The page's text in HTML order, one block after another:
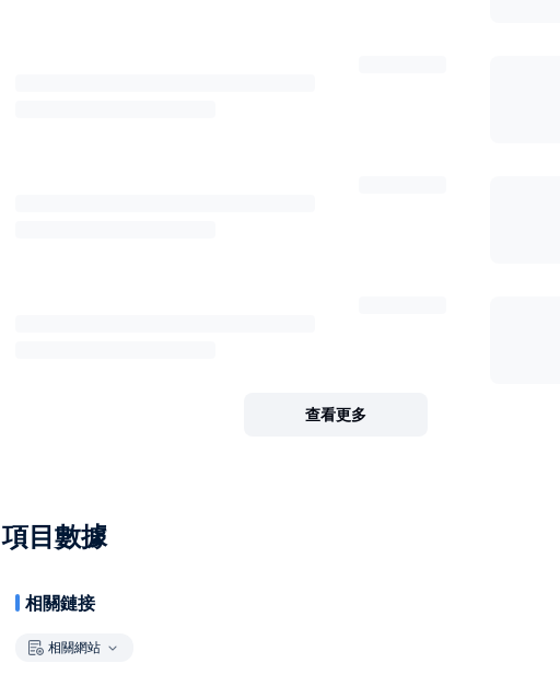
查看更多
項目數據
相關鏈接
相關網站